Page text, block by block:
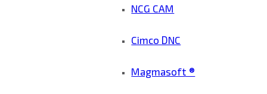
NCG CAM
Cimco DNC
Magmasoft ®